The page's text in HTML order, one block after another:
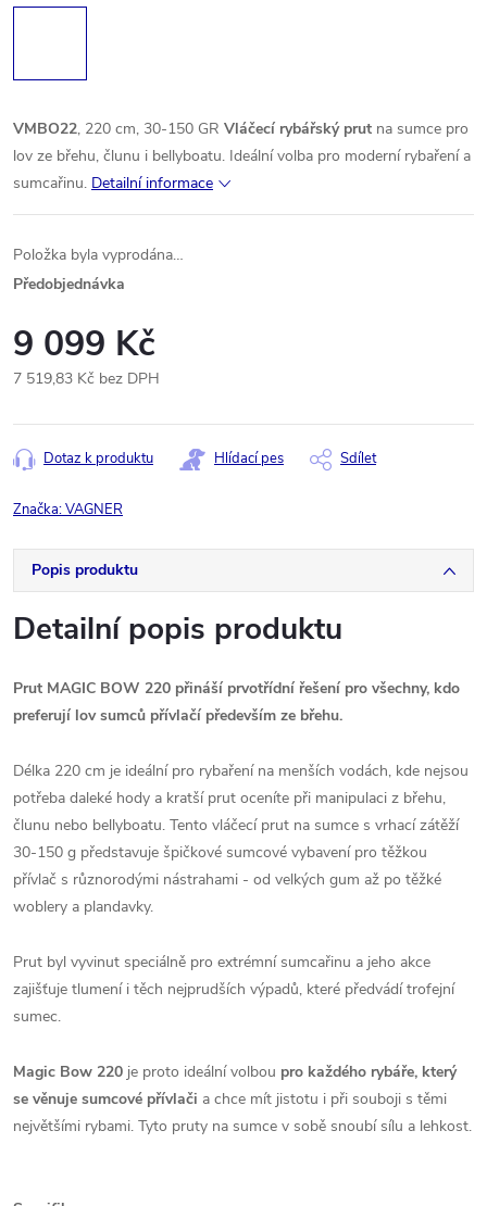
VMBO22, 220 cm, 30-150 GR Vláčecí rybářský prut na sumce pro
lov ze břehu, člunu i bellyboatu. Ideální volba pro moderní rybaření a
sumcařinu. Detailní informace
Položka byla vyprodána…
Předobjednávka
9 099 Kč
7 519,83 Kč bez DPH
cena:
Dotaz k produktu Hlídací pes Sdílet
Značka:VAGNER
Popis produktu
Detailní popis produktu
Prut MAGIC BOW 220 přináší prvotřídní řešení pro všechny, kdo
preferují lov sumců přívlačí především ze břehu.
Délka 220 cm je ideální pro rybaření na menších vodách, kde nejsou
potřeba daleké hody a kratší prut oceníte při manipulaci z břehu,
člunu nebo bellyboatu. Tento vláčecí prut na sumce s vrhací zátěží
30-150 g představuje špičkové sumcové vybavení pro těžkou
přívlač s různorodými nástrahami - od velkých gum až po těžké
woblery a plandavky.
Prut byl vyvinut speciálně pro extrémní sumcařinu a jeho akce
zajišťuje tlumení i těch nejprudších výpadů, které předvádí trofejní
sumec.
Magic Bow 220 je proto ideální volbou pro každého rybáře, který
se věnuje sumcové přívlači a chce mít jistotu i při souboji s těmi
největšími rybami. Tyto pruty na sumce v sobě snoubí sílu a lehkost.